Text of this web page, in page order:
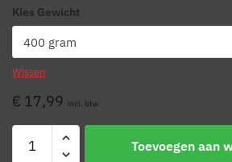
tot
Kies Gewicht
Wissen
€ 17,99 incl. btw
Roquefort
AOP
Toevoegen aan